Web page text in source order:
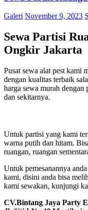
Galeri November 9, 2023
Sewa Partisi
Ongkir Jakarta
Pusat sewa alat pest kami
dengan kualitas terbaik
harga sewa murah
dan sekitarnya.
Untuk partisi yang kami
warna putih dan hitam.
ruangan, ruangan
Untuk pemesanannya
kami, disini anda bisa
kami sewakan, kunjungi
CV.Bintang Jaya Party